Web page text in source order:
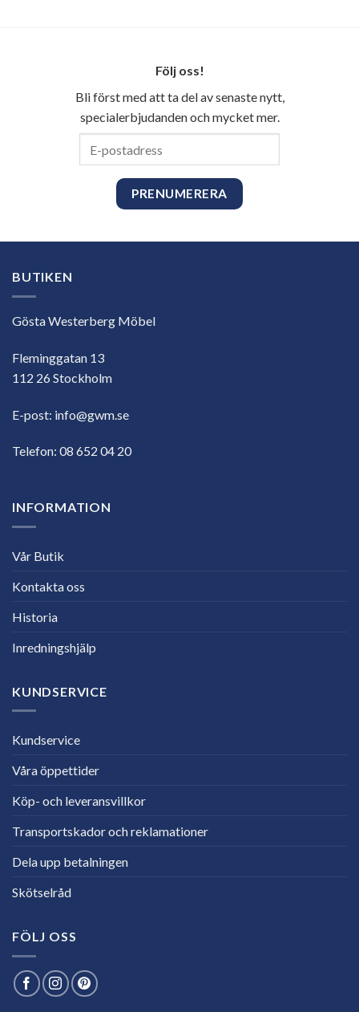
Följ oss!
Bli först med att ta del av senaste nytt,
specialerbjudanden och mycket mer.
BUTIKEN
Gösta Westerberg Möbel
Fleminggatan 13
112 26 Stockholm
E-post: info@gwm.se
Telefon: 08 652 04 20
INFORMATION
Vår Butik
Kontakta oss
Historia
Inredningshjälp
KUNDSERVICE
Kundservice
Våra öppettider
Köp- och leveransvillkor
Transportskador och reklamationer
Dela upp betalningen
Skötselråd
FÖLJ OSS